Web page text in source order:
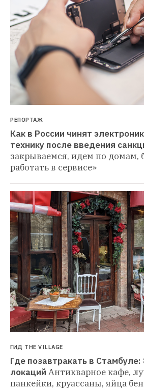
РЕПОРТАЖ
Как в России чинят
технику после введения
закрываемся, идем по домам,
работать в сервисе»
ГИД THE VILLAGE
Где позавтракать в
локаций Антикварное кафе,
панкейки, круассаны, яйца